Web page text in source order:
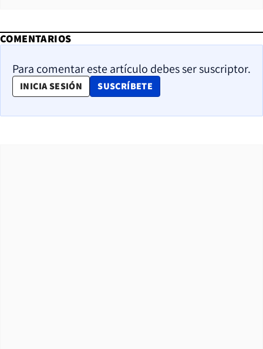
COMENTARIOS
Para comentar este artículo debes ser suscriptor.
INICIA SESIÓN SUSCRÍBETE
OPENS IN NEW WINDOW